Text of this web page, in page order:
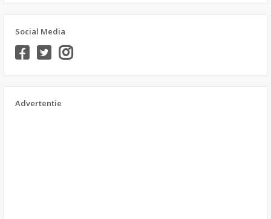
Social Media
Advertentie